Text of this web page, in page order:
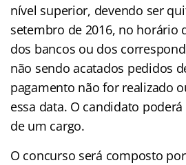
nível superior, devendo ser
setembro de 2016, no horário
dos bancos ou dos
não sendo acatados pedidos
pagamento não for realizado
essa data. O candidato
de um cargo.
O concurso será composto